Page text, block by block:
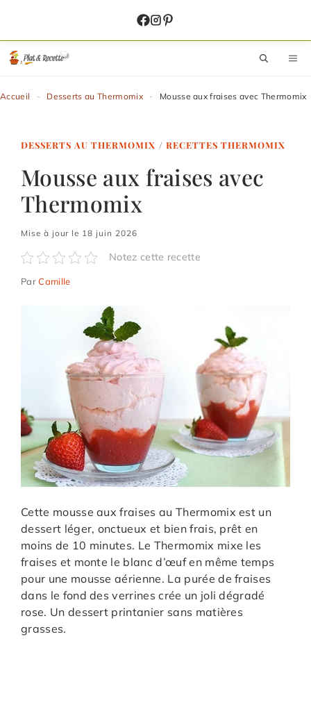
contenu
Accueil - Desserts au Thermomix - Mousse aux fraises avec Thermomix
DESSERTS AU THERMOMIX / RECETTES THERMOMIX
Mousse aux fraises avec
Thermomix
Mise à jour le 18 juin 2026
Notez cette recette
ParCamille
Cette mousse aux fraises au Thermomix est un
dessert léger, onctueux et bien frais, prêt en
moins de 10 minutes. Le Thermomix mixe les
fraises et monte le blanc d’œuf en même temps
pour une mousse aérienne. La purée de fraises
dans le fond des verrines crée un joli dégradé
rose. Un dessert printanier sans matières
grasses.